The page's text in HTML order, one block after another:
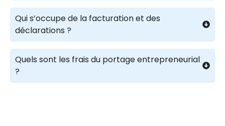
Qui s’occupe de la facturation et des
déclarations ?
Quels sont les frais du portage entrepreneurial
?